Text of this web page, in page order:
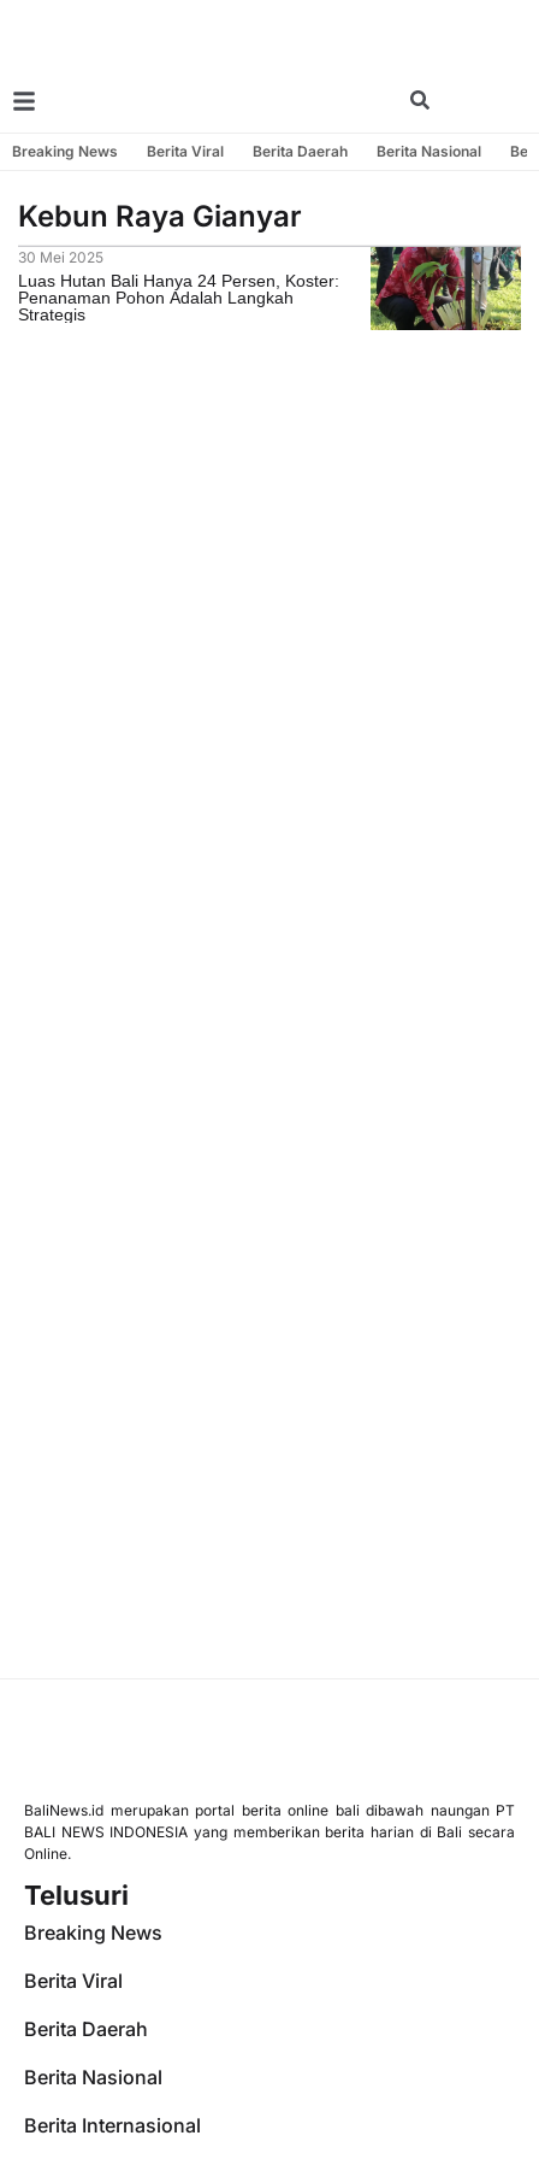
Breaking News Berita Viral Berita Daerah Berita Nasional
Kebun Raya Gianyar
30 Mei 2025
Luas Hutan Bali Hanya 24 Persen, Koster:
Penanaman Pohon Adalah Langkah
Strategis
BaliNews.id merupakan portal berita online bali dibawah naungan PT
BALI NEWS INDONESIA yang memberikan berita harian di Bali secara
Online.
Telusuri
Breaking News
Berita Viral
Berita Daerah
Berita Nasional
Berita Internasional